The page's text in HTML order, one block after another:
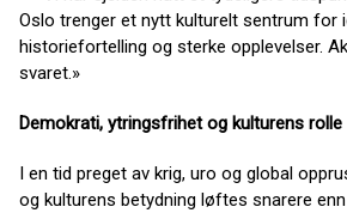
Oslo trenger et nytt kulturelt sentrum for
historiefortelling og sterke opplevelser.
svaret.»
Demokrati, ytringsfrihet og kulturens rolle
I en tid preget av krig, uro og global
og kulturens betydning løftes snarere